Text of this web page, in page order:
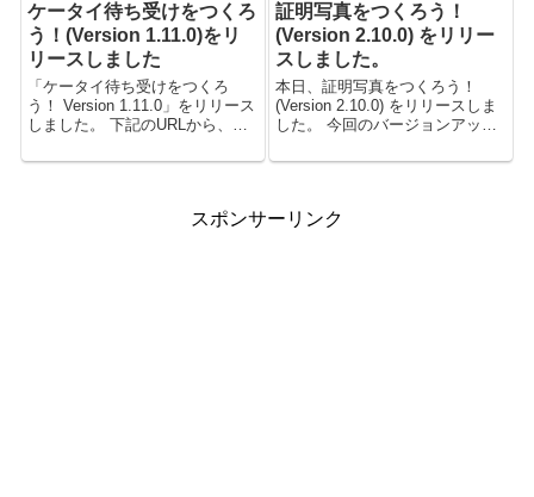
て、書きたいと思います。 ちな
みに、セ...
できる ...
ケータイ待ち受けをつくろ
う！(Version 1.11.0)をリ
リースしました
「ケータイ待ち受けをつくろ
う！ Version 1.11.0」をリリース
しました。 下記のURLから、ダ
待ち受けをつくろう！ ダウンロ
証明写真をつくろう！
(Version 2.10.0) をリリー
スしました。
本日、証明写真をつくろう！
(Version 2.10.0) をリリースしま
した。 今回のバージョンアップ
がら、大幅な変更が行われてい
さらに使いや...
スポンサーリンク